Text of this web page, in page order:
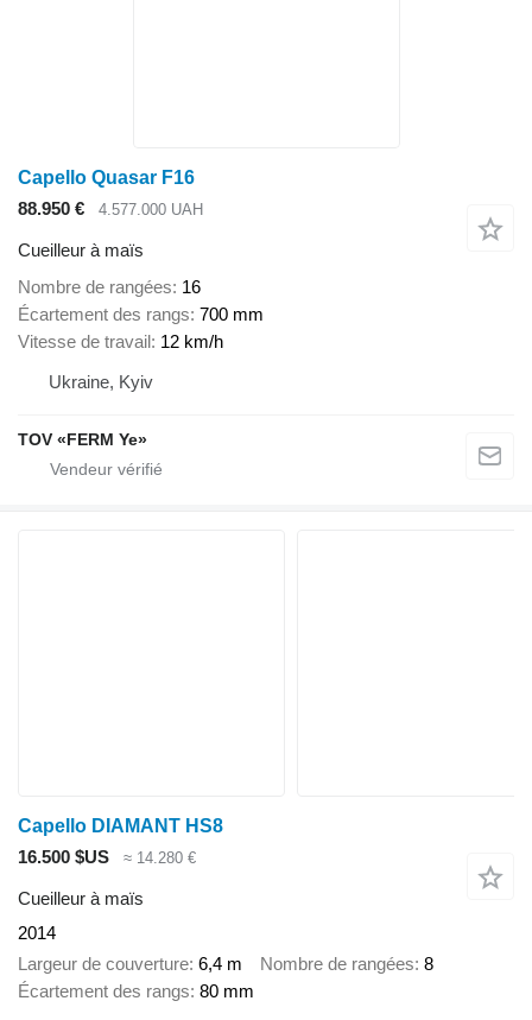
Capello Quasar F16
88.950 €
4.577.000 UAH
Cueilleur à maïs
Nombre de rangées 16
Écartement des rangs 700 mm
Vitesse de travail 12 km/h
Ukraine, Kyiv
TOV «FERM Ye»
Capello DIAMANT HS8
16.500 $US
≈ 14.280 €
Cueilleur à maïs
2014
Largeur de couverture 6,4 m Nombre de rangées 8
Écartement des rangs 80 mm